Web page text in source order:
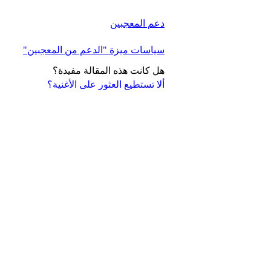
ألا تستطيع العثور على الأغنية؟
دعم المعجبين
سياسات ميزة "الدعم من المعجبين"
هل كانت هذه المقالة مفيدة؟